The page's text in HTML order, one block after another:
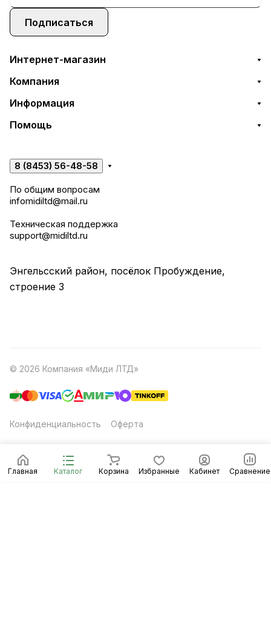
Главная Каталог Корзина Избранные Кабинет Сравнение
Подписаться
Интернет-магазин
Компания
Информация
Помощь
8 (8453) 56-48-58
По общим вопросам
infomidiltd@mail.ru
Техническая поддержка
support@midiltd.ru
Энгельсский район, посёлок Пробуждение,
строение 3
© 2026 Компания «Миди ЛТД»
Конфиденциальность Оферта